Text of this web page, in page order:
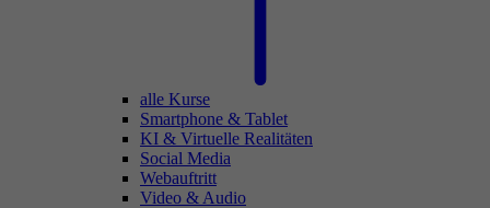
alle Kurse
Smartphone & Tablet
KI & Virtuelle Realitäten
Social Media
Webauftritt
Video & Audio